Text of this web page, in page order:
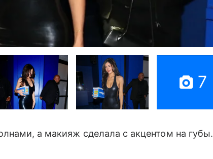
7
а макияж сделала с акцентом на губы.